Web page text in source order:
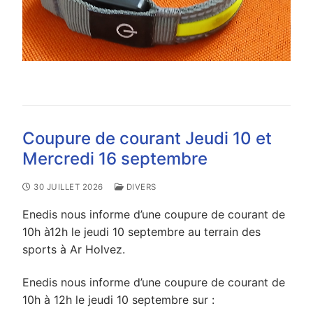
Coupure de courant Jeudi 10 et
Mercredi 16 septembre
30 JUILLET 2026 DIVERS
Enedis nous informe d’une coupure de courant de
10h à12h le jeudi 10 septembre au terrain des
sports à Ar Holvez.
Enedis nous informe d’une coupure de courant de
10h à 12h le jeudi 10 septembre sur :